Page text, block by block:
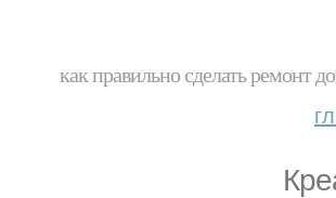
как правильно сделать ремонт